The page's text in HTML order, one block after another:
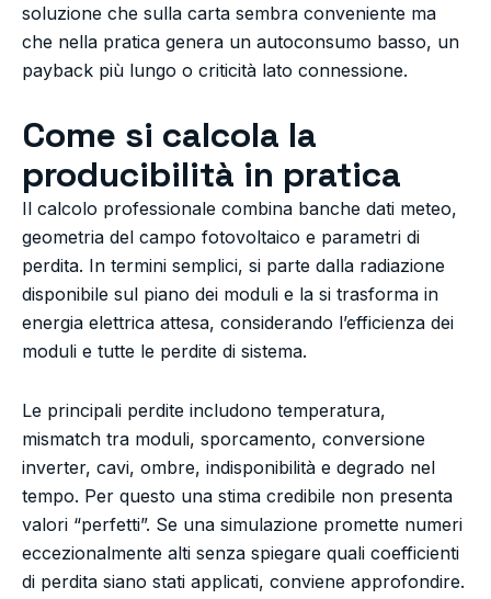
soluzione che sulla carta sembra conveniente ma
che nella pratica genera un autoconsumo basso, un
payback più lungo o criticità lato connessione.
Come si calcola la
producibilità in pratica
Il calcolo professionale combina banche dati meteo,
geometria del campo fotovoltaico e parametri di
perdita. In termini semplici, si parte dalla radiazione
disponibile sul piano dei moduli e la si trasforma in
energia elettrica attesa, considerando l’efficienza dei
moduli e tutte le perdite di sistema.
Le principali perdite includono temperatura,
mismatch tra moduli, sporcamento, conversione
inverter, cavi, ombre, indisponibilità e degrado nel
tempo. Per questo una stima credibile non presenta
valori “perfetti”. Se una simulazione promette numeri
eccezionalmente alti senza spiegare quali coefficienti
di perdita siano stati applicati, conviene approfondire.